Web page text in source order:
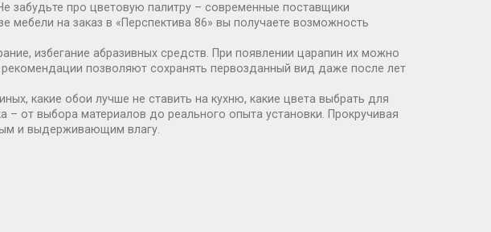
забудьте про цветовую палитру – современные поставщики
мебели на заказ в «Перспектива 86» вы получаете возможность
избегание абразивных средств. При появлении царапин их можно
позволяют сохранять первозданный вид даже после лет
какие обои лучше не ставить на кухню, какие цвета выбрать для
от выбора материалов до реального опыта установки. Прокручивая
и выдерживающим влагу.